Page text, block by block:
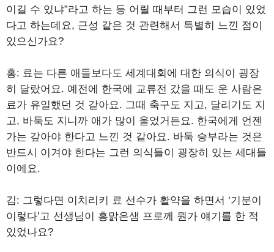
이길 수 있냐”라고 하는 등 어릴 때부터 그런 모습이 있었
다고 하는데요, 근성 같은 것 관련해서 특별히 느낀 점이
있으신가요?
홍: 료는 다른 애들보다도 세계대회에 대한 의식이 굉장
히 달랐어요. 예전에 한국에 교류전 갔을 때도 운 사람은
료가 유일했던 것 같아요. 그때 축구도 지고, 달리기도 지
고, 바둑도 지니까 애가 많이 울었거든요. 한국에게 언젠
가는 갚아야 한다고 느낀 것 같아요. 바둑 승부라는 것은
반드시 이겨야 한다는 그런 의식들이 굉장히 있는 세대들
이에요.
김: 그렇다면 이치리키 료 선수가 활약을 하면서 ‘기분이
이렇다’고 선생님이 홍맑은샘 프로께 뭔가 얘기를 한 적
있었나요?